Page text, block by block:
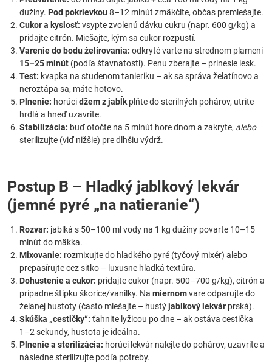
dužiny. Pod pokrievkou 8–12 minút zmäkčite, občas premiešajte.
Cukor a kyslosť: vsypte zvolenú dávku cukru (napr. 600 g/kg) a
pridajte citrón. Miešajte, kým sa cukor rozpustí.
Varenie do bodu želírovania: odkryté varte na strednom plameni
15–25 minút (podľa šťavnatosti). Penu zberajte – prinesie lesk.
Test: kvapka na studenom tanieriku – ak sa správa želatínovo a
neroztápa sa, máte hotovo.
Plnenie: horúcidžem z jabĺk plňte do sterilných pohárov, utrite
hrdlá a hneď uzavrite.
Stabilizácia: buď otočte na 5 minút hore dnom a zakryte, alebo
sterilizujte (viď nižšie) pre dlhšiu výdrž.
Postup B – Hladký jablkový lekvár
(jemné pyré „na natieranie“)
Rozvar: jablká s 50–100 ml vody na 1 kg dužiny povarte 10–15
minút do mäkka.
Mixovanie: rozmixujte do hladkého pyré (tyčový mixér) alebo
prepasírujte cez sitko – luxusne hladká textúra.
Dohustenie a cukor: pridajte cukor (napr. 500–700 g/kg), citrón a
prípadne štipku škorice/vanilky. Na miernomvare odparujte do
želanej hustoty (často miešajte – hustýjablkový lekvár prská).
Skúška „cestičky“: ťahnite lyžicou po dne – ak ostáva cestička
1–2 sekundy, hustota je ideálna.
Plnenie a sterilizácia: horúci lekvár nalejte do pohárov, uzavrite a
následne sterilizujte podľa potreby.